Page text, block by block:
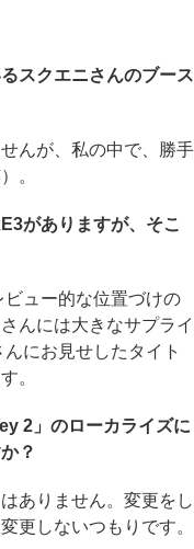
スクエニさんのブース
んが、私の中で、勝手
。
がありますが、そこ
ュー的な位置づけの
んには大きなサプライ
にお見せしたタイト
。
2」のローカライズに
？
ありません。変更をし
更しないつもりです。